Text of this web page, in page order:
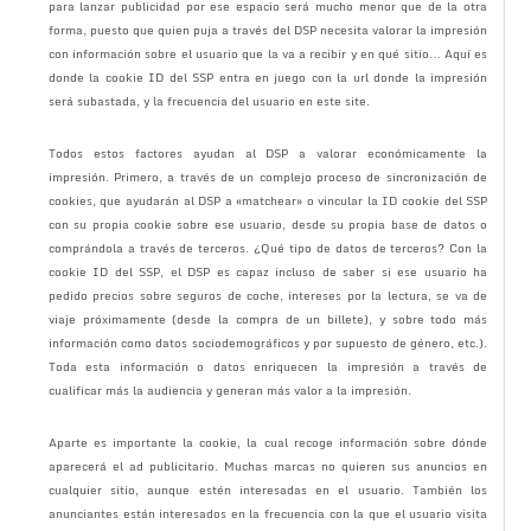
para lanzar publicidad por ese espacio será mucho menor que de la otra
forma, puesto que quien puja a través del DSP necesita valorar la impresión
con información sobre el usuario que la va a recibir y en qué sitio… Aquí es
donde la cookie ID del SSP entra en juego con la url donde la impresión
será subastada, y la frecuencia del usuario en este site.
Todos estos factores ayudan al DSP a valorar económicamente la
impresión. Primero, a través de un complejo proceso de sincronización de
cookies, que ayudarán al DSP a «matchear» o vincular la ID cookie del SSP
con su propia cookie sobre ese usuario, desde su propia base de datos o
comprándola a través de terceros. ¿Qué tipo de datos de terceros? Con la
cookie ID del SSP, el DSP es capaz incluso de saber si ese usuario ha
pedido precios sobre seguros de coche, intereses por la lectura, se va de
viaje próximamente (desde la compra de un billete), y sobre todo más
información como datos sociodemográficos y por supuesto de género, etc.).
Toda esta información o datos enriquecen la impresión a través de
cualificar más la audiencia y generan más valor a la impresión.
Aparte es importante la cookie, la cual recoge información sobre dónde
aparecerá el ad publicitario. Muchas marcas no quieren sus anuncios en
cualquier sitio, aunque estén interesadas en el usuario. También los
anunciantes están interesados en la frecuencia con la que el usuario visita